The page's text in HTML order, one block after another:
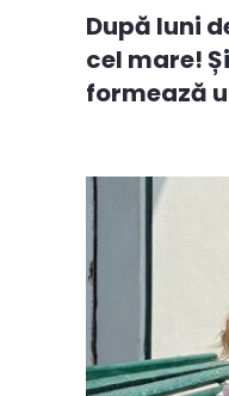
După luni
cel mare!
formează